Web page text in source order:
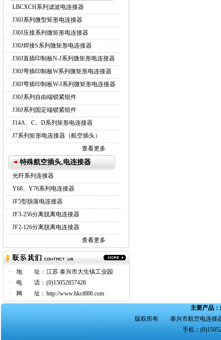
LBCXCH系列滤波电连接器
J30J系列微型矩形电连接器
J30J压接系列微矩形电连接器
J30J焊接S系列微矩形电连接器
J30J直插印制板N-J系列微矩形电连接器
J30J弯插印制板W系列微矩形电连接器
J30J弯插印制板W-J系列微矩形电连接器
J30J系列自由端锁紧组件
J30J系列固定端锁紧组件
J14A、C、D系列矩形电连接器
J7系列矩形电连接器（航空插头）
查看更多
特殊航空插头,电连接器
光纤系列连接器
Y68、Y76系列电连接器
JF5型脱落电连接器
JF3-256分离脱离电连接器
JF2-126分离脱离电连接器
查看更多
· 地 址： 江苏 泰兴市大生镇工业园
·
电 话： (0)15052857428
·
网 址： http://www.hkct888.com
主要产品：
版权所有 泰兴市航空电连接
手机：